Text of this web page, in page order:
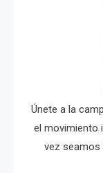
Únete a la
el movimiento
vez seamos